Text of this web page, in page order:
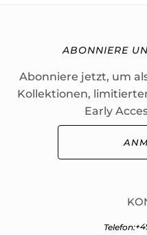
ABONNIERE
Abonniere jetzt, um
Kollektionen,
Early
Telefon: